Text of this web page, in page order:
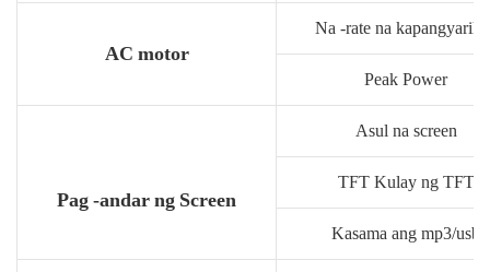
AC motor
Na -rate na
Peak Power
Pag -andar ng Screen
Asul na screen
TFT Kulay ng TFT
Kasama ang mp3/usb